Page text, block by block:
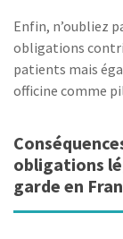
Enfin, n’oubliez
obligations
patients mais
officine comme
obligations
garde en